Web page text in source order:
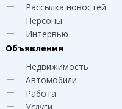
Рассылка новостей
Персоны
Интервью
Объявления
Недвижимость
Автомобили
Работа